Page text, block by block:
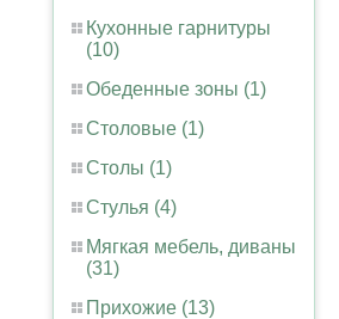
Кухонные гарнитуры
(10)
Обеденные зоны (1)
Столовые (1)
Столы (1)
Стулья (4)
Мягкая мебель, диваны
(31)
Прихожие (13)